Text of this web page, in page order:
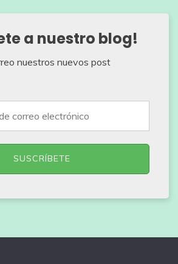
a nuestro blog!
nuestros nuevos post